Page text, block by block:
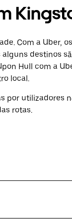
Com a Uber,
destinos
Hull com a
local.
por utilizadores
rotas.